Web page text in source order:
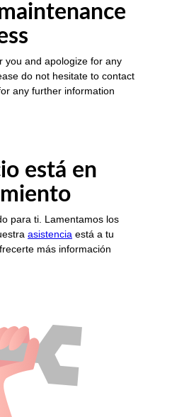
you and apologize for any
do not hesitate to contact
any further information
está en
para ti. Lamentamos los
asistencia está a tu
más información